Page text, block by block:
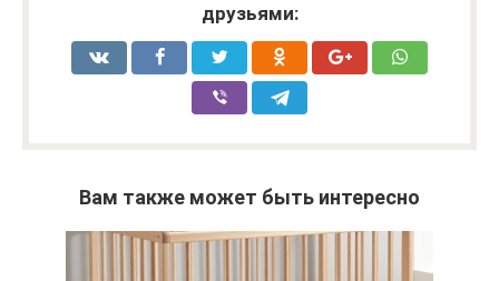
друзьями:
Вам также может быть интересно